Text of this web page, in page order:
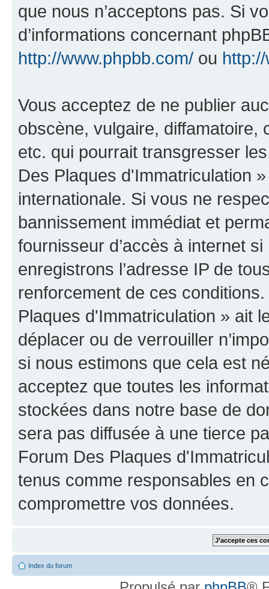
que nous n’acceptons pas. Si
d’informations concernant
http://www.phpbb.com/ ou
Vous acceptez de ne publier
obscène, vulgaire, diffamatoire,
etc. qui pourrait transgresser
Des Plaques d'Immatriculation
internationale. Si vous ne
bannissement immédiat et
fournisseur d’accès à internet
enregistrons l’adresse IP de
renforcement de ces
Plaques d'Immatriculation » ait
déplacer ou de verrouiller
si nous estimons que cela est
acceptez que toutes les
stockées dans notre base de
sera pas diffusée à une tierce
Forum Des Plaques
tenus comme responsables en
compromettre vos données.
Index du forum